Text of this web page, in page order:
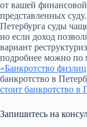
от вашей
представленных
Петербурга суды
но если доход
вариант
подробнее можно по
«Банкротство
банкротство в
стоит банкротство в
Запишитесь на